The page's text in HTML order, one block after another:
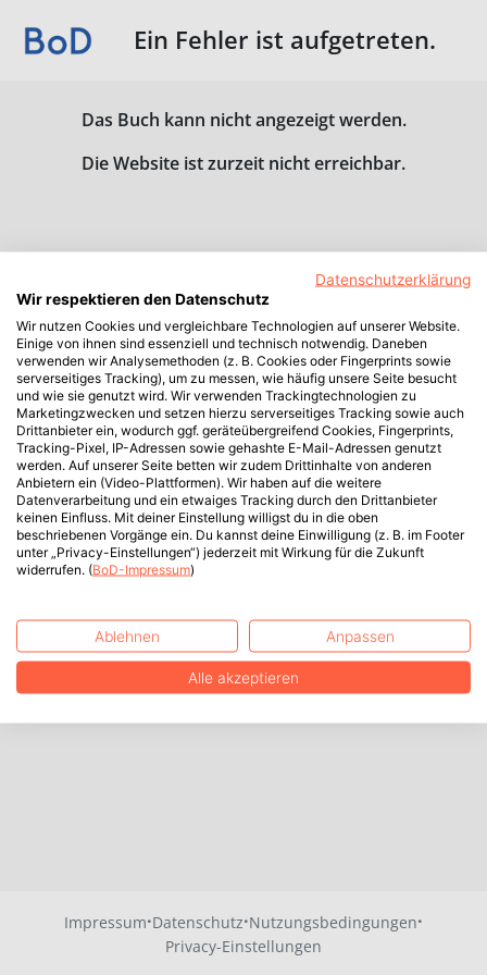
Ein Fehler ist aufgetreten.
Das Buch kann nicht angezeigt werden.
Die Website ist zurzeit nicht erreichbar.
Impressum·Datenschutz·Nutzungsbedingungen·
Privacy-Einstellungen
Datenschutzerklärung
Wir respektieren den Datenschutz
Wir nutzen Cookies und vergleichbare Technologien auf unserer Website.
Einige von ihnen sind essenziell und technisch notwendig. Daneben
verwenden wir Analysemethoden (z. B. Cookies oder Fingerprints sowie
serverseitiges Tracking), um zu messen, wie häufig unsere Seite besucht
und wie sie genutzt wird. Wir verwenden Trackingtechnologien zu
Marketingzwecken und setzen hierzu serverseitiges Tracking sowie auch
Drittanbieter ein, wodurch ggf. geräteübergreifend Cookies, Fingerprints,
Tracking-Pixel, IP-Adressen sowie gehashte E-Mail-Adressen genutzt
werden. Auf unserer Seite betten wir zudem Drittinhalte von anderen
Anbietern ein (Video-Plattformen). Wir haben auf die weitere
Datenverarbeitung und ein etwaiges Tracking durch den Drittanbieter
keinen Einfluss. Mit deiner Einstellung willigst du in die oben
beschriebenen Vorgänge ein. Du kannst deine Einwilligung (z. B. im Footer
unter „Privacy-Einstellungen“) jederzeit mit Wirkung für die Zukunft
widerrufen. (BoD-Impressum)
Ablehnen Anpassen
Alle akzeptieren